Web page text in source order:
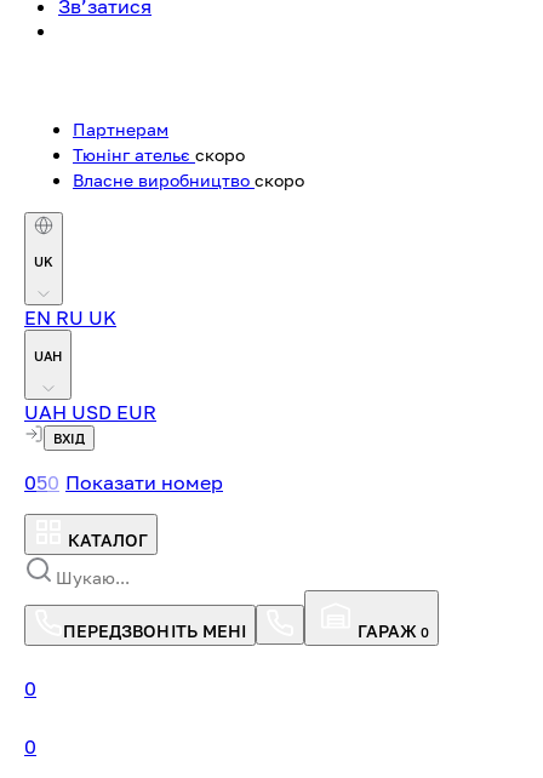
Зв’затися
Партнерам
Тюнінг ательє скоро
Власне виробництво скоро
UK
EN RU UK
UAH
UAH USD EUR
ВХІД
050 Показати номер
КАТАЛОГ
ПЕРЕДЗВОНІТЬ МЕНІ ГАРАЖ 0
0
0